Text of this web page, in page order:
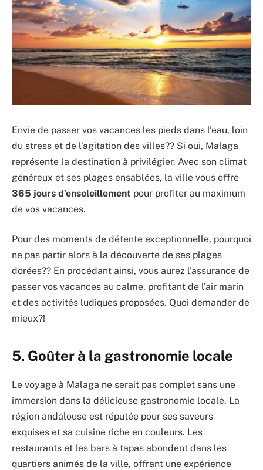
Envie de passer vos vacances les pieds dans l’eau, loin
du stress et de l’agitation des villes?? Si oui, Malaga
représente la destination à privilégier. Avec son climat
généreux et ses plages ensablées, la ville vous offre
365 jours d’ensoleillement pour profiter au maximum
de vos vacances.
Pour des moments de détente exceptionnelle, pourquoi
ne pas partir alors à la découverte de ses plages
dorées?? En procédant ainsi, vous aurez l’assurance de
passer vos vacances au calme, profitant de l’air marin
et des activités ludiques proposées. Quoi demander de
mieux?!
5. Goûter à la gastronomie locale
Le voyage à Malaga ne serait pas complet sans une
immersion dans la délicieuse gastronomie locale. La
région andalouse est réputée pour ses saveurs
exquises et sa cuisine riche en couleurs. Les
restaurants et les bars à tapas abondent dans les
quartiers animés de la ville, offrant une expérience